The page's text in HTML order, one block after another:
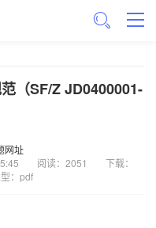
（SF/Z JD0400001-
网址
阅读：2051
下载：
：pdf